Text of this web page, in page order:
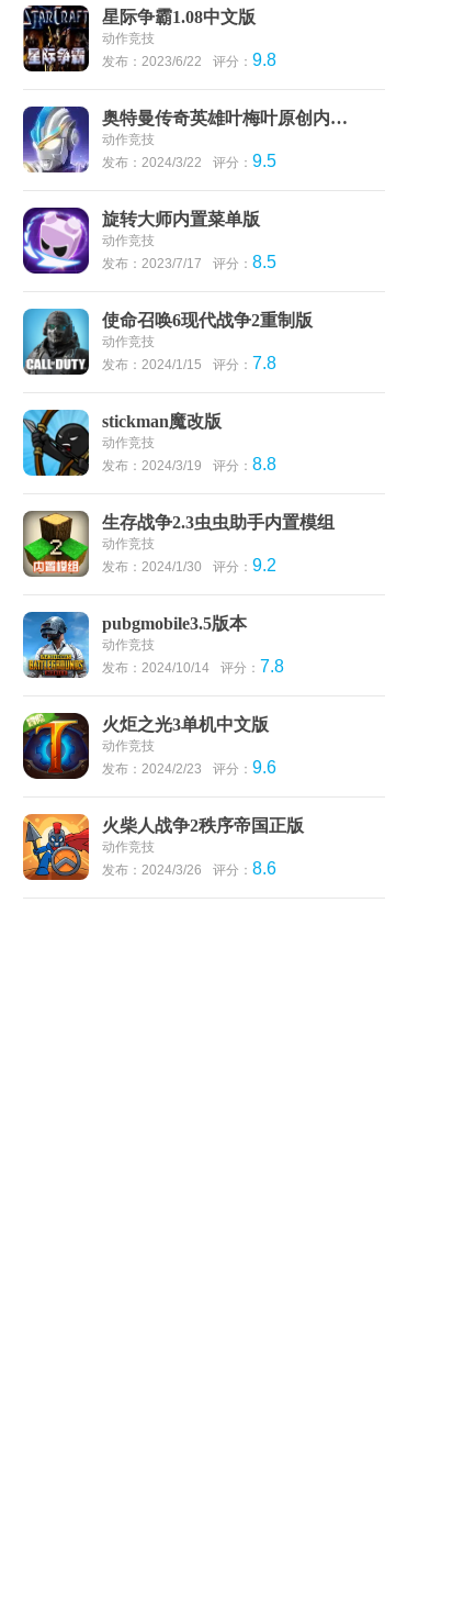
星际争霸1.08中文版
动作竞技
发布：2023/6/22
评分： 9.8
奥特曼传奇英雄叶梅叶原创内购版
动作竞技
发布：2024/3/22
评分： 9.5
旋转大师内置菜单版
动作竞技
发布：2023/7/17
评分： 8.5
使命召唤6现代战争2重制版
动作竞技
发布：2024/1/15
评分： 7.8
stickman魔改版
动作竞技
发布：2024/3/19
评分： 8.8
生存战争2.3虫虫助手内置模组
动作竞技
发布：2024/1/30
评分： 9.2
pubgmobile3.5版本
动作竞技
发布：2024/10/14
评分： 7.8
火炬之光3单机中文版
动作竞技
发布：2024/2/23
评分： 9.6
火柴人战争2秩序帝国正版
动作竞技
发布：2024/3/26
评分： 8.6